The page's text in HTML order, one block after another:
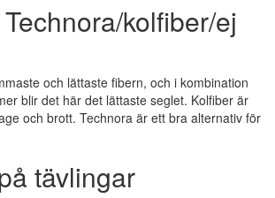
kolfiber/ej
och lättaste fibern, och i kombination
blir det här det lättaste seglet. Kolfiber är
och brott. Technora är ett bra alternativ för
tävlingar